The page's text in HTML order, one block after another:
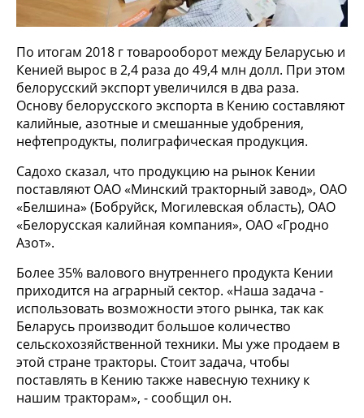
По итогам 2018 г товарооборот между Беларусью и
Кенией вырос в 2,4 раза до 49,4 млн долл. При этом
белорусский экспорт увеличился в два раза.
Основу белорусского экспорта в Кению составляют
калийные, азотные и смешанные удобрения,
нефтепродукты, полиграфическая продукция.
Садохо сказал, что продукцию на рынок Кении
поставляют ОАО «Минский тракторный завод», ОАО
«Белшина» (Бобруйск, Могилевская область), ОАО
«Белорусская калийная компания», ОАО «Гродно
Азот».
Более 35% валового внутреннего продукта Кении
приходится на аграрный сектор. «Наша задача -
использовать возможности этого рынка, так как
Беларусь производит большое количество
сельскохозяйственной техники. Мы уже продаем в
этой стране тракторы. Стоит задача, чтобы
поставлять в Кению также навесную технику к
нашим тракторам», - сообщил он.